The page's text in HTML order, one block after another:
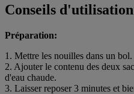
Conseils d'utilisation
Préparation:
1. Mettre les nouilles dans un bol.
2. Ajouter le contenu des deux
d'eau chaude.
3. Laisser reposer 3 minutes et